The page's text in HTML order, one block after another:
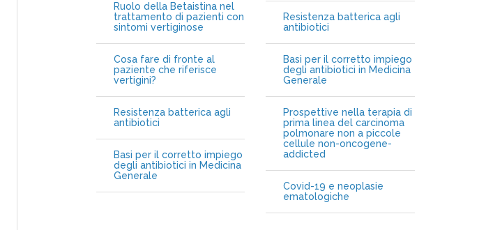
Ruolo della Betaistina nel
trattamento di pazienti con
sintomi vertiginose
Cosa fare di fronte al
paziente che riferisce
vertigini?
Resistenza batterica agli
antibiotici
Basi per il corretto impiego
degli antibiotici in Medicina
Generale
Resistenza batterica agli
antibiotici
Basi per il corretto impiego
degli antibiotici in Medicina
Generale
Prospettive nella terapia di
prima linea del carcinoma
polmonare non a piccole
cellule non-oncogene-
addicted
Covid-19 e neoplasie
ematologiche